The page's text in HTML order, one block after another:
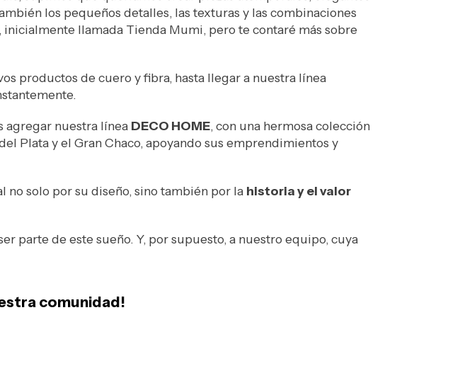
los pequeños detalles, las texturas y las combinaciones
, inicialmente llamada Tienda Mumi, pero te contaré más sobre
productos de cuero y fibra, hasta llegar a nuestra línea
agregar nuestra línea DECO HOME, con una hermosa colección
Plata y el Gran Chaco, apoyando sus emprendimientos y
no solo por su diseño, sino también por la historia y el valor
parte de este sueño. Y, por supuesto, a nuestro equipo, cuya
comunidad!